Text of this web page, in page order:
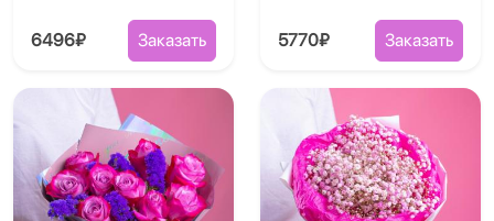
6496₽ Заказать 5770₽ Заказать